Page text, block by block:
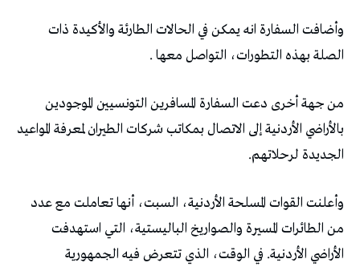
وأضافت السفارة انه يمكن في الحالات الطارئة والأكيدة ذات
الصلة بهذه التطورات، التواصل معها .
من جهة أخرى دعت السفارة المسافرين التونسيين الموجودين
بالأراضي الأردنية إلى الاتصال بمكاتب شركات الطيران لمعرفة المواعيد
الجديدة لرحلاتهم.
وأعلنت القوات المسلحة الأردنية، السبت، أنها تعاملت مع عدد
من الطائرات المسيرة والصواريخ الباليستية، التي استهدفت
الأراضي الأردنية. في الوقت، الذي تتعرض فيه الجمهورية